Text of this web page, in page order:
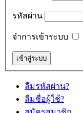
รหัสผ่าน
จำการเข้าระบบ
ลืมรหัสผ่าน?
ลืมชื่อผู้ใช้?